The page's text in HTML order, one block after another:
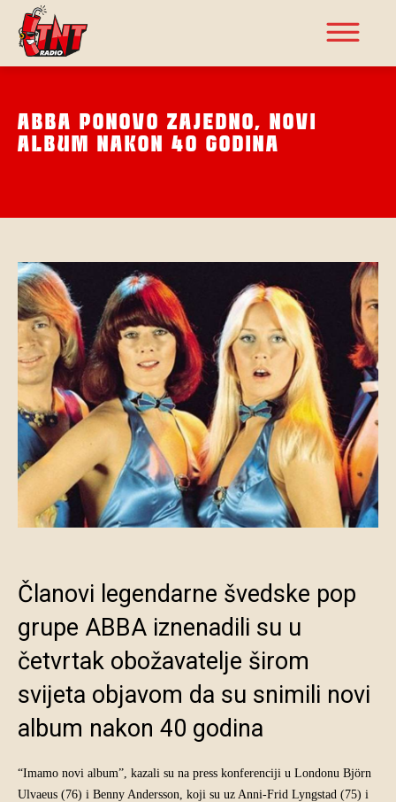
ABBA PONOVO ZAJEDNO, NOVI
ALBUM NAKON 40 GODINA
Članovi legendarne švedske pop
grupe ABBA iznenadili su u
četvrtak obožavatelje širom
svijeta objavom da su snimili novi
album nakon 40 godina
“Imamo novi album”, kazali su na press konferenciji u Londonu Björn
Ulvaeus (76) i Benny Andersson, koji su uz Anni-Frid Lyngstad (75) i